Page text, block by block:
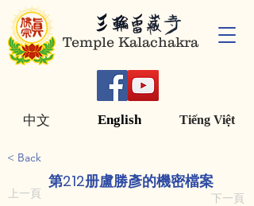
Temple Kalachakra
English Tiếng Việt
中文
< Back
第212册盧勝彥的機密檔案
上一頁 下一頁